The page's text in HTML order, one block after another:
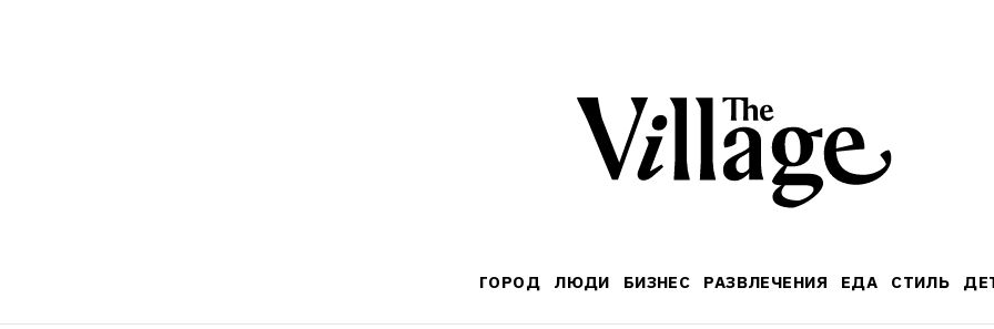
ГОРОД ЛЮДИ БИЗНЕС РАЗВЛЕЧЕНИЯ ЕДА СТИЛЬ